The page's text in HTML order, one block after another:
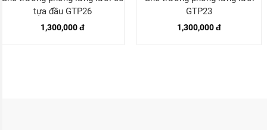
tựa đầu GTP26
1,300,000 đ
GTP23
1,300,000 đ